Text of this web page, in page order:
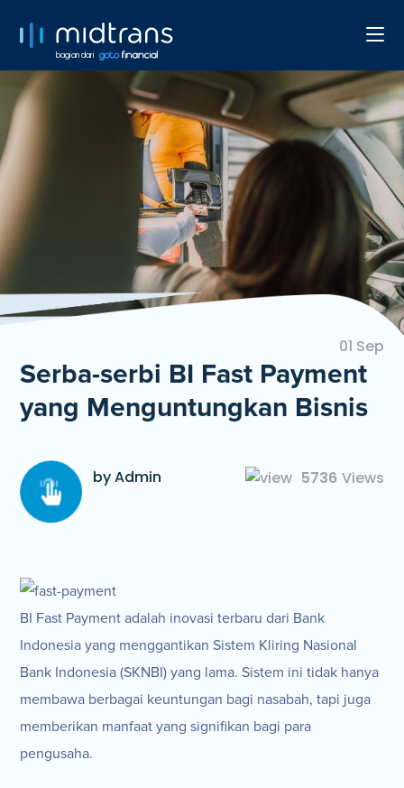
bagian dari
01 Sep
Serba-serbi BI Fast Payment
yang Menguntungkan Bisnis
by Admin 5736 Views
BI Fast Payment adalah inovasi terbaru dari Bank
Indonesia yang menggantikan Sistem Kliring Nasional
Bank Indonesia (SKNBI) yang lama. Sistem ini tidak hanya
membawa berbagai keuntungan bagi nasabah, tapi juga
memberikan manfaat yang signifikan bagi para
pengusaha.